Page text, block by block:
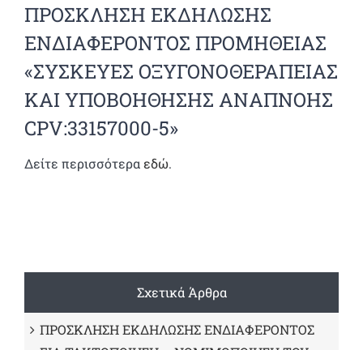
ΠΡΟΣΚΛΗΣΗ ΕΚΔΗΛΩΣΗΣ
ΕΝΔΙΑΦΕΡΟΝΤΟΣ ΠΡΟΜΗΘΕΙΑΣ
«ΣΥΣΚΕΥΕΣ ΟΞΥΓΟΝΟΘΕΡΑΠΕΙΑΣ
ΚΑΙ ΥΠΟΒΟΗΘΗΣΗΣ ΑΝΑΠΝΟΗΣ
CPV:33157000-5»
Δείτε περισσότεραεδώ.
Σχετικά Άρθρα
ΠΡΟΣΚΛΗΣΗ ΕΚΔΗΛΩΣΗΣ ΕΝΔΙΑΦΕΡΟΝΤΟΣ